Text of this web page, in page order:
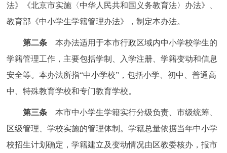
ESPAÑOL العربية PORTUGUÊS
ITALIANO
法》《北京市实施〈中华人民共和国义务教育法〉办法》、
教育部《中小学生学籍管理办法》，制定本办法。
第二条 本办法适用于本市行政区域内中小学校学生的
学籍管理工作，主要包括学制、入学注册、学籍变动和信息
安全等。本办法所指“中小学校”，包括小学、初中、普通高
中、特殊教育学校和专门教育学校。
第三条 本市中小学生学籍实行分级负责、市级统筹、
区级管理、学校实施的管理体制。学籍总量依据当年中小学
校招生计划确定，学籍建立及变动情况由区教委核办，报市